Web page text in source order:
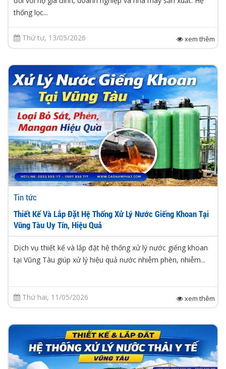
thống lọc...
Thứ tư, 13/05/2026 xem thêm
Tin tức
Thiết Kế Và Lắp Đặt Hệ Thống Xử Lý Nước Giếng Khoan Tại
Vũng Tàu Uy Tín, Hiệu Quả
Dịch vụ thiết kế và lắp đặt hệ thống xử lý nước giếng khoan
tại Vũng Tàu giúp xử lý hiệu quả nước nhiễm phèn, nhiễm...
Thứ hai, 11/05/2026 xem thêm